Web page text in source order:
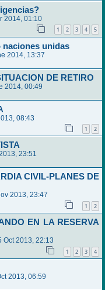
2014, 01:10
1 2 3 4 5
naciones unidas
2014, 13:37
DE RETIRO
2014, 00:49
08:43
1 2
23:51
CIVIL-PLANES DE
2013, 23:47
1 2
EN LA RESERVA
Oct 2013, 22:13
1 2 3 4
2013, 06:59